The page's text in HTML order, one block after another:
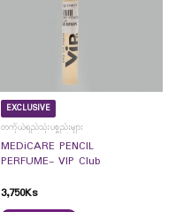
EXCLUSIVE
တကိုယ်ရည်သုံးပစ္စည်းများ
MEDiCARE PENCIL
PERFUME- VIP Club
3,750Ks